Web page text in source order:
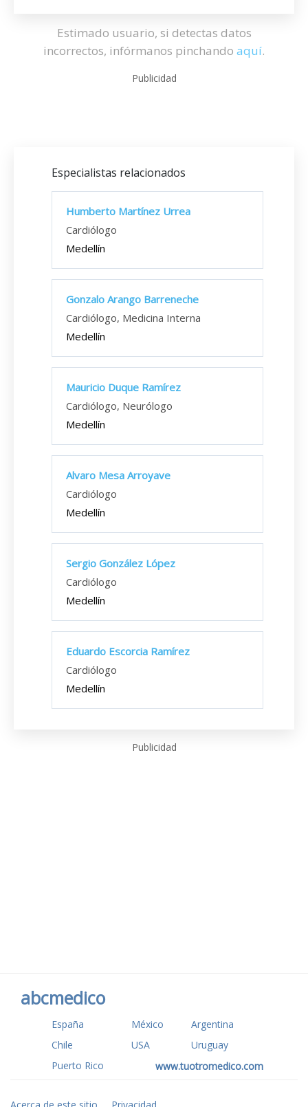
Estimado usuario, si detectas datos
incorrectos, infórmanos pinchando aquí.
Publicidad
Especialistas relacionados
Humberto Martínez Urrea
Cardiólogo
Medellín
Gonzalo Arango Barreneche
Cardiólogo, Medicina Interna
Medellín
Mauricio Duque Ramírez
Cardiólogo, Neurólogo
Medellín
Alvaro Mesa Arroyave
Cardiólogo
Medellín
Sergio González López
Cardiólogo
Medellín
Eduardo Escorcia Ramírez
Cardiólogo
Medellín
Publicidad
abcmedico
España México
Argentina
Chile
USA
Uruguay
Puerto Rico
www.tuotromedico.com